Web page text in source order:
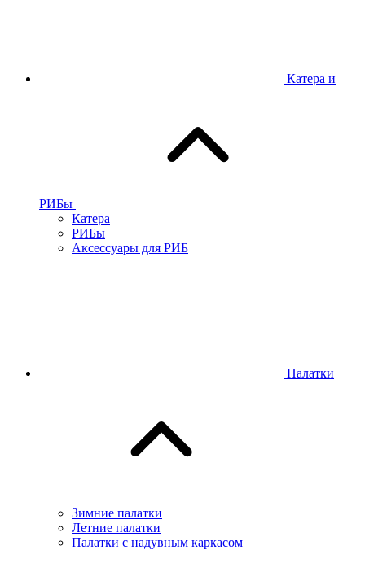
Катера и
РИБы
Катера
РИБы
Аксессуары для РИБ
Палатки
Зимние палатки
Летние палатки
Палатки с надувным каркасом